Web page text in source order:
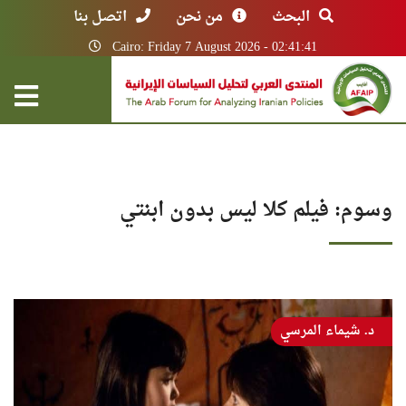
البحث من نحن اتصل بنا
Cairo: Friday 7 August 2026 - 02:41:41
وسوم: فيلم كلا ليس بدون ابنتي
د. شيماء المرسي